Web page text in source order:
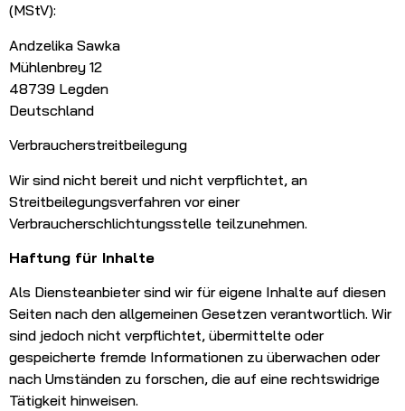
(MStV):
Andzelika Sawka
Mühlenbrey 12
48739 Legden
Deutschland
Verbraucherstreitbeilegung
Wir sind nicht bereit und nicht verpflichtet, an
Streitbeilegungsverfahren vor einer
Verbraucherschlichtungsstelle teilzunehmen.
Haftung für Inhalte
Als Diensteanbieter sind wir für eigene Inhalte auf diesen
Seiten nach den allgemeinen Gesetzen verantwortlich. Wir
sind jedoch nicht verpflichtet, übermittelte oder
gespeicherte fremde Informationen zu überwachen oder
nach Umständen zu forschen, die auf eine rechtswidrige
Tätigkeit hinweisen.